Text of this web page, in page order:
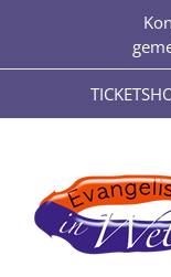
springen